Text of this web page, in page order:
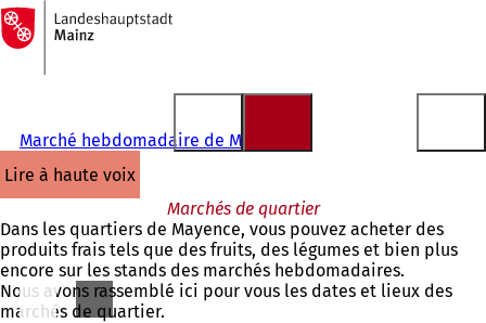
Accéder au contenu
Vers
la
page
d'accueil
Marché hebdomadaire de Mayence
lire à haute voix
Marchés de quartier
Dans les quartiers de Mayence, vous pouvez acheter des
produits frais tels que des fruits, des légumes et bien plus
encore sur les stands des marchés hebdomadaires.
Nous avons rassemblé ici pour vous les dates et lieux des
marchés de quartier.